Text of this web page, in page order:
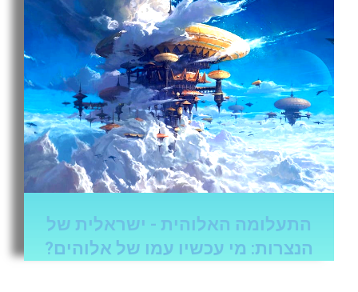
התעלומה האלוהית - ישראלית של
הנצרות: מי עכשיו עמו של אלוהים?